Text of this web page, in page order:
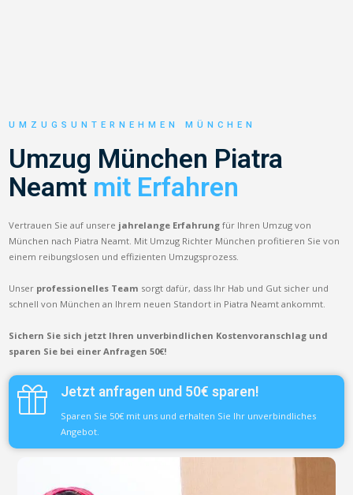
UMZUGSUNTERNEHMEN MÜNCHEN
Umzug München Piatra
Neamt mit Erfahren
Vertrauen Sie auf unsere jahrelange Erfahrung für Ihren Umzug von
München nach Piatra Neamt. Mit Umzug Richter München profitieren Sie von
einem reibungslosen und effizienten Umzugsprozess.
Unser professionelles Team sorgt dafür, dass Ihr Hab und Gut sicher und
schnell von München an Ihrem neuen Standort in Piatra Neamt ankommt.
Sichern Sie sich jetzt Ihren unverbindlichen Kostenvoranschlag und
sparen Sie bei einer Anfragen 50€!
Jetzt anfragen und 50€ sparen!
Sparen Sie 50€ mit uns und erhalten Sie Ihr unverbindliches
Angebot.